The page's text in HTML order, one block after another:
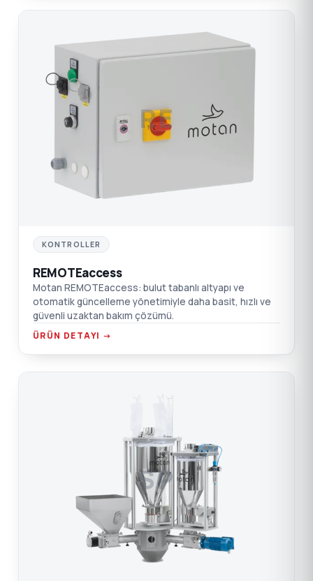
RE
KONTROLLER
REMOTEaccess
Motan REMOTEaccess: bulut tabanlı altyapı ve
otomatik güncelleme yönetimiyle daha basit, hızlı ve
güvenli uzaktan bakım çözümü.
ÜRÜN DETAYI →
SP